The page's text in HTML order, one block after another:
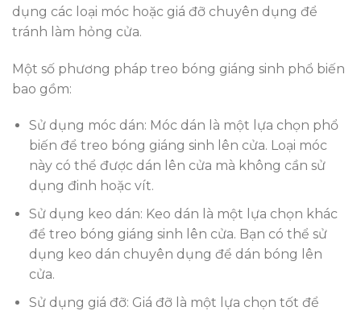
dụng các loại móc hoặc giá đỡ chuyên dụng để
tránh làm hỏng cửa.
Một số phương pháp treo bóng giáng sinh phổ biến
bao gồm:
Sử dụng móc dán: Móc dán là một lựa chọn phổ
biến để treo bóng giáng sinh lên cửa. Loại móc
này có thể được dán lên cửa mà không cần sử
dụng đinh hoặc vít.
Sử dụng keo dán: Keo dán là một lựa chọn khác
để treo bóng giáng sinh lên cửa. Bạn có thể sử
dụng keo dán chuyên dụng để dán bóng lên
cửa.
Sử dụng giá đỡ: Giá đỡ là một lựa chọn tốt để